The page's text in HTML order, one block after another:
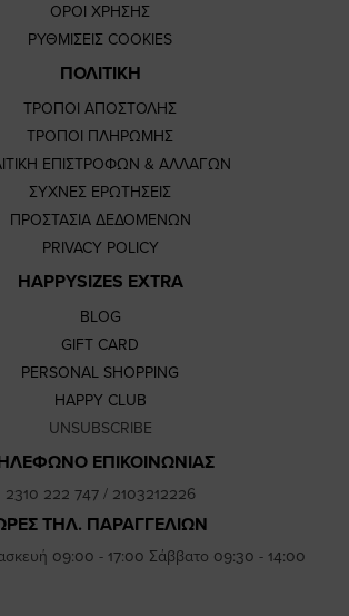
ΟΡΟΙ ΧΡΗΣΗΣ
ΡΥΘΜΙΣΕΙΣ COOKIES
ΠΟΛΙΤΙΚΗ
ΤΡΟΠΟΙ ΑΠΟΣΤΟΛΗΣ
ΤΡΟΠΟΙ ΠΛΗΡΩΜΗΣ
ΕΠΙΣΤΡΟΦΩΝ & ΑΛΛΑΓΩΝ
ΣΥΧΝΕΣ ΕΡΩΤΗΣΕΙΣ
ΠΡΟΣΤΑΣΙΑ ΔΕΔΟΜΕΝΩΝ
PRIVACY POLICY
HAPPYSIZES EXTRA
BLOG
GIFT CARD
PERSONAL SHOPPING
HAPPY CLUB
UNSUBSCRIBE
ΕΠΙΚΟΙΝΩΝΙΑΣ
2310 222 747/ 2103212226
ΤΗΛ. ΠΑΡΑΓΓΕΛΙΩΝ
09:00 - 17:00 Σάββατο 09:30 - 14:00